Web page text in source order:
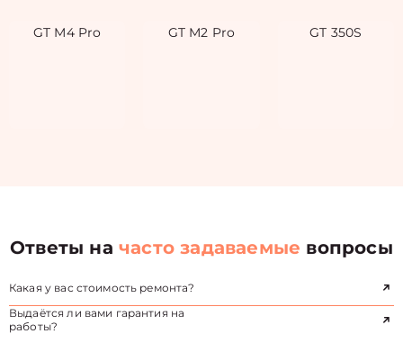
GT M4 Pro GT M2 Pro GT 350S
Ответы начасто задаваемые вопросы
Какая у вас стоимость ремонта?
Выдаётся ли вами гарантия на
работы?